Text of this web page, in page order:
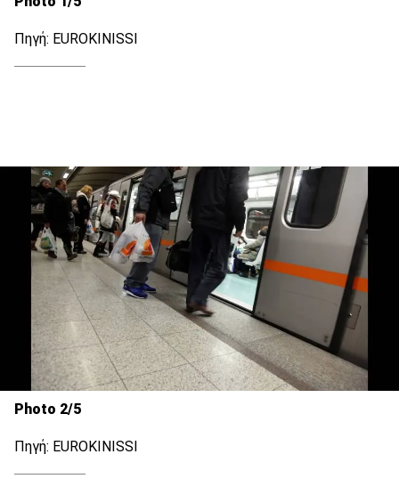
Πηγή: ΕUROKINISSI
Photo 2/5
Πηγή: ΕUROKINISSI